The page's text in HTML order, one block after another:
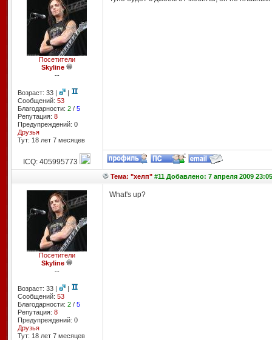
Посетители
Skyline
--
Возраст: 33 |
|
Сообщений: 53
Благодарности: 2/ 5
Репутация: 8
Предупреждений: 0
Друзья
Тут: 18 лет 7 месяцев
ICQ: 405995773
Тема: "хелп"#11 Добавлено: 7 апреля 2009 23:05
Посетители
Skyline
--
Возраст: 33 |
|
Сообщений: 53
Благодарности: 2/ 5
Репутация: 8
Предупреждений: 0
Друзья
Тут: 18 лет 7 месяцев
What's up?